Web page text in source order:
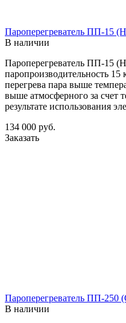
Пароперегреватель ПП-15
В наличии
Пароперегреватель ПП-15
паропроизводительность 15
перегрева пара выше
выше атмосферного за счет
результате использования
134 000 руб.
Заказать
Пароперегреватель ПП-250
В наличии